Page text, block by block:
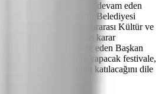
Hüseyin Arslan, ilçede devam eden
bulundu. Taşköprü Belediyesi
düzenlenecek olan Uluslararası Kültür ve
Meclisi’nde alınan karar
çıkartıldığını ifade eden Başkan
ev sahipliği yapacak festivale,
çok sayıda davetlinin katılacağını dile